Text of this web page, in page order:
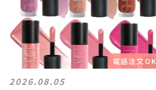
電話注文OK
2026.08.05